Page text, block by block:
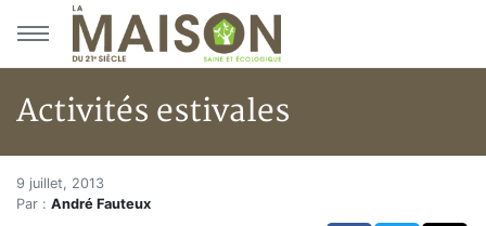
Aller au menu principal
Aller au contenu principal
Activités estivales
Accueil
Articles
Activités estivales
9 juillet, 2013
Par : André Fauteux